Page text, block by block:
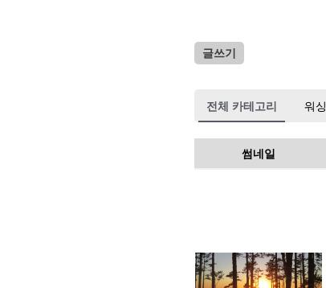
글쓰기
전체 카테고리 워
썸네일